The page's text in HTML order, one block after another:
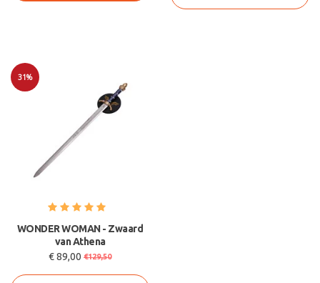
31%
WONDER WOMAN - Zwaard
van Athena
€ 89,00 €129,50